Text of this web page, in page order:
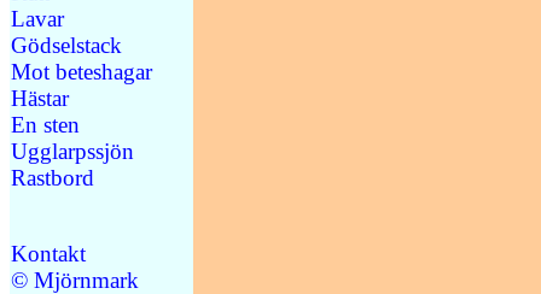
Lavar
Gödselstack
Mot beteshagar
Hästar
En sten
Ugglarpssjön
Rastbord
Kontakt
© Mjörnmark